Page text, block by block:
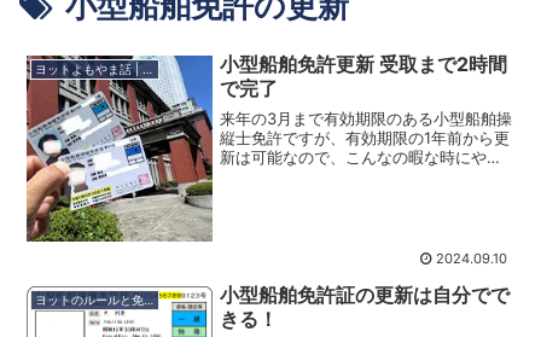
ヨットよもやま話 | “HOLO PE’A MALU”
小型船舶免許更新 受取まで2時間
で完了
来年の3月まで有効期限のある小型船舶操
縦士免許ですが、有効期限の1年前から更
新は可能なので、こんなの暇な時にやっ
2024.09.10
ヨットのルールと免許
小型船舶免許証の更新は自分でで
きる！